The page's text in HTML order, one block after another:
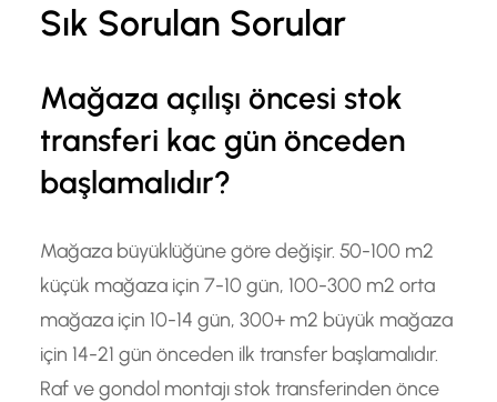
Sık Sorulan Sorular
Mağaza açılışı öncesi stok
transferi kac gün önceden
başlamalıdır?
Mağaza büyüklüğüne göre değişir. 50-100 m2
küçük mağaza için 7-10 gün, 100-300 m2 orta
mağaza için 10-14 gün, 300+ m2 büyük mağaza
için 14-21 gün önceden ilk transfer başlamalıdır.
Raf ve gondol montajı stok transferinden önce